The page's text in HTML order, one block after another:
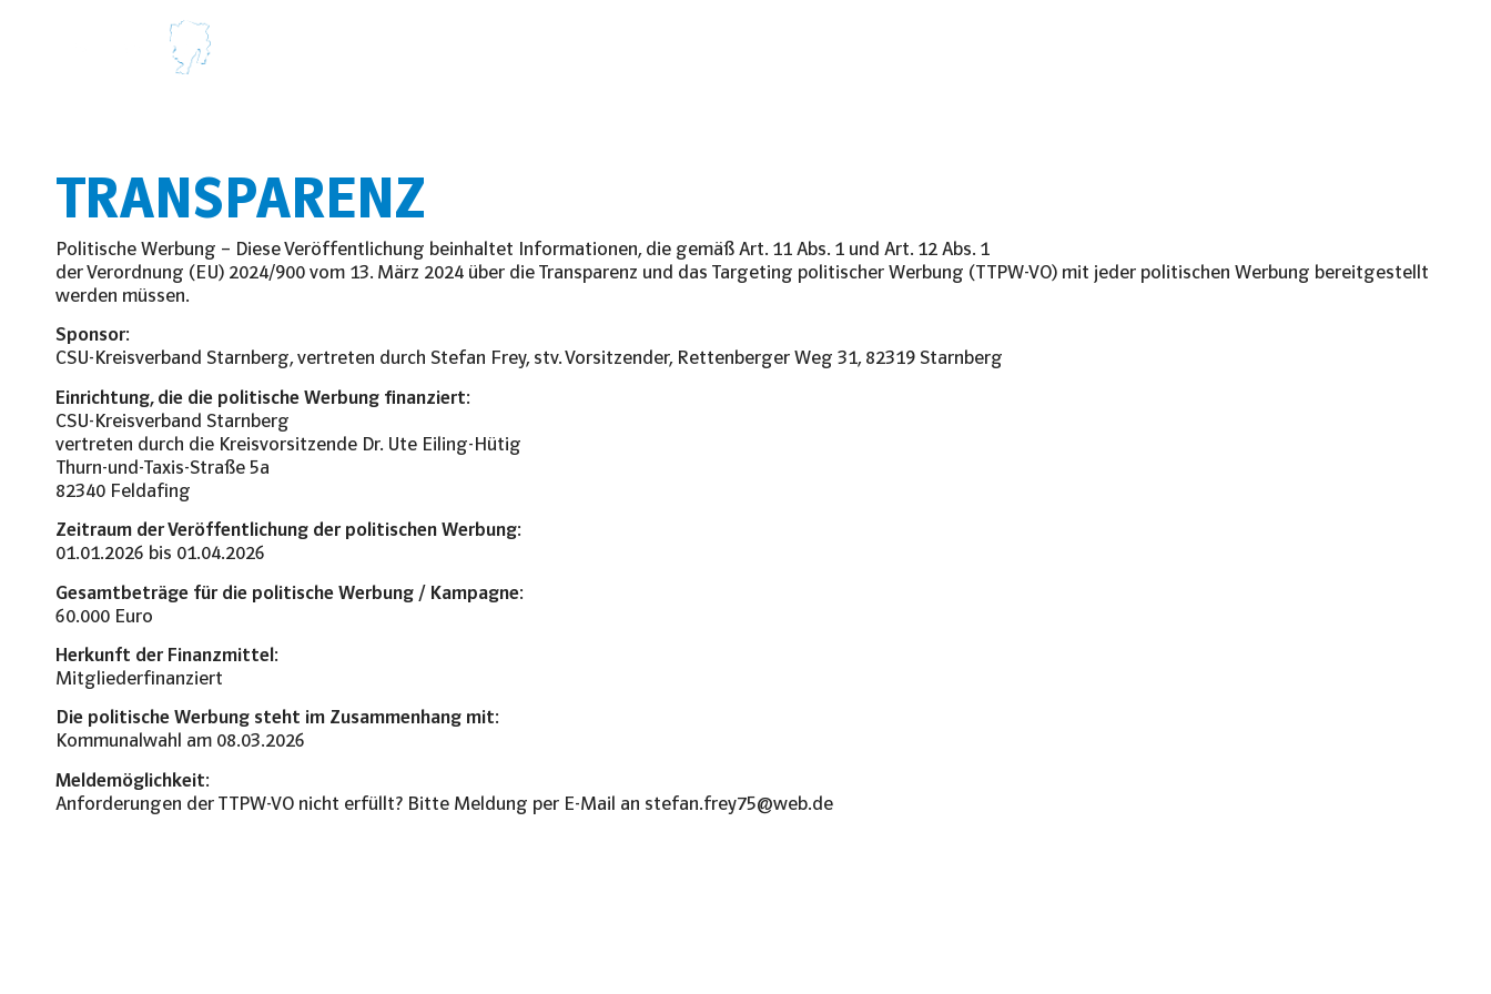
TRANSPARENZ
Politische Werbung – Diese Veröffentlichung beinhaltet Informationen, die gemäß Art. 11 Abs. 1 und Art. 12 Abs. 1
der Verordnung (EU) 2024/900 vom 13. März 2024 über die Transparenz und das Targeting politischer Werbung (TTPW-VO) mit jeder politischen Werbung bereitgestellt
werden müssen.
Sponsor:
CSU-Kreisverband Starnberg, vertreten durch Stefan Frey, stv. Vorsitzender, Rettenberger Weg 31, 82319 Starnberg
Einrichtung, die die politische Werbung finanziert:
CSU-Kreisverband Starnberg
vertreten durch die Kreisvorsitzende Dr. Ute Eiling-Hütig
Thurn-und-Taxis-Straße 5a
82340 Feldafing
Zeitraum der Veröffentlichung der politischen Werbung:
01.01.2026 bis 01.04.2026
Gesamtbeträge für die politische Werbung / Kampagne:
60.000 Euro
Herkunft der Finanzmittel:
Mitgliederfinanziert
Die politische Werbung steht im Zusammenhang mit:
Kommunalwahl am 08.03.2026
Meldemöglichkeit:
Anforderungen der TTPW-VO nicht erfüllt? Bitte Meldung per E-Mail an stefan.frey75@web.de